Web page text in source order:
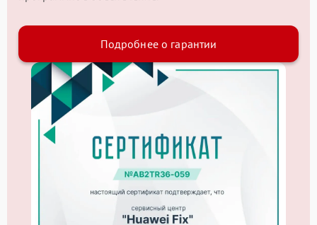
Подробнее о гарантии